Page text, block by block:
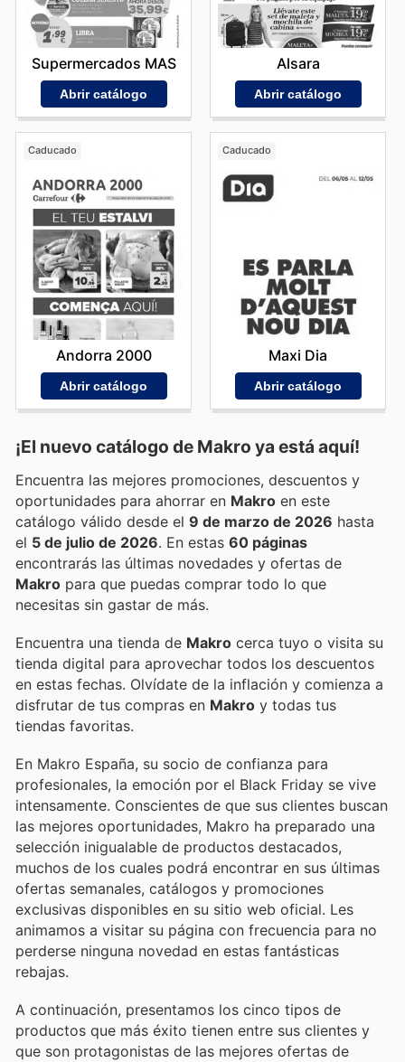
Supermercados MAS
Abrir catálogo
Alsara
Abrir catálogo
Caducado
Andorra 2000
Abrir catálogo
Caducado
Maxi Dia
Abrir catálogo
¡El nuevo catálogo de Makro ya está aquí!
Encuentra las mejores promociones, descuentos y
oportunidades para ahorrar en Makro en este
catálogo válido desde el 9 de marzo de 2026 hasta
el 5 de julio de 2026 . En estas 60 páginas
encontrarás las últimas novedades y ofertas de
Makro para que puedas comprar todo lo que
necesitas sin gastar de más.
Encuentra una tienda de Makro cerca tuyo o visita su
tienda digital para aprovechar todos los descuentos
en estas fechas. Olvídate de la inflación y comienza a
disfrutar de tus compras en Makro y todas tus
tiendas favoritas.
En Makro España, su socio de confianza para
profesionales, la emoción por el Black Friday se vive
intensamente. Conscientes de que sus clientes buscan
las mejores oportunidades, Makro ha preparado una
selección inigualable de productos destacados,
muchos de los cuales podrá encontrar en sus últimas
ofertas semanales, catálogos y promociones
exclusivas disponibles en su sitio web oficial. Les
animamos a visitar su página con frecuencia para no
perderse ninguna novedad en estas fantásticas
rebajas.
A continuación, presentamos los cinco tipos de
productos que más éxito tienen entre sus clientes y
que son protagonistas de las mejores ofertas de